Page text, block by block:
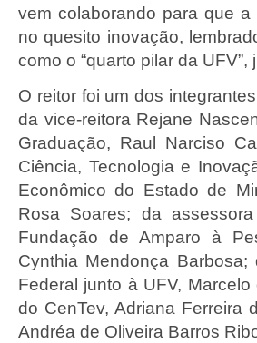
vem colaborando para que
no quesito inovação,
como o “quarto pilar da
O reitor foi um dos
da vice-reitora Rejane
Graduação, Raul Narciso
Ciência, Tecnologia e
Econômico do Estado de
Rosa Soares; da
Fundação de Amparo à
Cynthia Mendonça
Federal junto à UFV,
do CenTev, Adriana Ferreira
Andréa de Oliveira Barros